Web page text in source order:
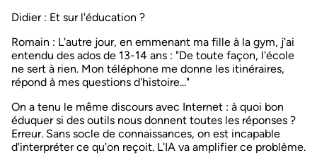
Didier: Et sur l'éducation ?
Romain : L'autre jour, en emmenant ma fille à la gym, j'ai
entendu des ados de 13-14 ans : "De toute façon, l'école
ne sert à rien. Mon téléphone me donne les itinéraires,
répond à mes questions d'histoire..."
On a tenu le même discours avec Internet : à quoi bon
éduquer si des outils nous donnent toutes les réponses ?
Erreur. Sans socle de connaissances, on est incapable
d'interpréter ce qu'on reçoit. L'IA va amplifier ce problème.